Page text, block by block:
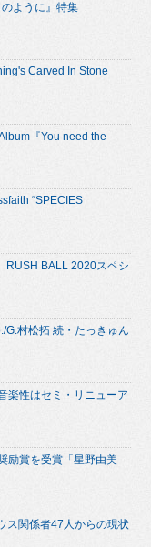
ように』特集
Carved In Stone
『You need the
“SPECIES
RUSH BALL 2020スペシ
G.村松拓 続・たっきゅん
楽性はセミ・リニューア
励賞を受賞「星野由美
ス関係者47人からの現状